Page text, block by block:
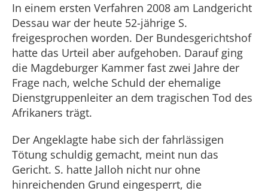
In einem ersten Verfahren 2008 am Landgericht
Dessau war der heute 52-jährige S.
freigesprochen worden. Der Bundesgerichtshof
hatte das Urteil aber aufgehoben. Darauf ging
die Magdeburger Kammer fast zwei Jahre der
Frage nach, welche Schuld der ehemalige
Dienstgruppenleiter an dem tragischen Tod des
Afrikaners trägt.
Der Angeklagte habe sich der fahrlässigen
Tötung schuldig gemacht, meint nun das
Gericht. S. hatte Jalloh nicht nur ohne
hinreichenden Grund eingesperrt, die